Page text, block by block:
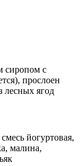
сиропом с
прослоен
лесных ягод
йогуртовая,
малина,